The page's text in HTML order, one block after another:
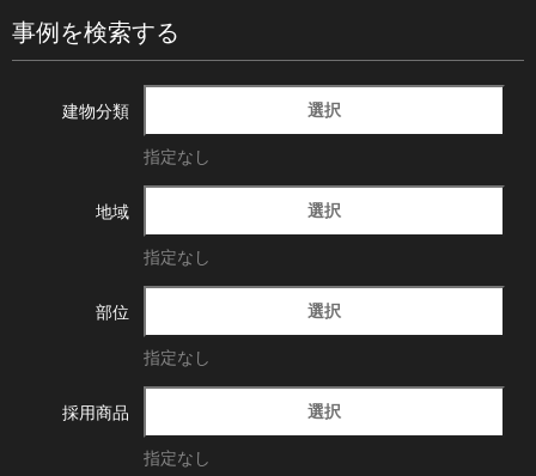
事例を検索する
建物分類 選択
指定なし
地域 選択
指定なし
部位 選択
指定なし
採用商品 選択
指定なし